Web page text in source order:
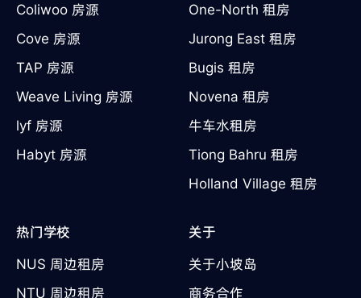
Coliwoo 房源
Cove 房源
TAP 房源
Weave Living 房源
lyf 房源
Habyt 房源
One-North 租房
Jurong East 租房
Bugis 租房
Novena 租房
牛车水租房
Tiong Bahru 租房
Holland Village 租房
热门学校
NUS 周边租房
NTU 周边租房
关于
关于小坡岛
商务合作